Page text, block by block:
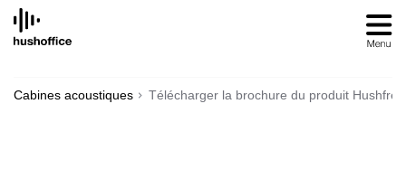
SKIP
CONTENT
Cabines acoustiques Télécharger la brochure du produit